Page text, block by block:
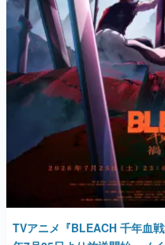
TVアニメ『BLEACH 千年血
年7月25日より放送開始。メ
メ『BLEACH 千年血戦篇』